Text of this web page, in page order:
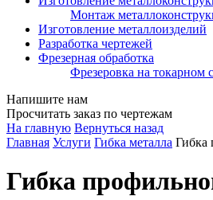
Монтаж
Изготовление металлоизделий
Разработка чертежей
Фрезерная обработка
Фрезеровка на токарном
Напишите нам
Просчитать заказ по чертежам
На главную Вернуться назад
Главная Услуги Гибка металла Гибка
Гибка